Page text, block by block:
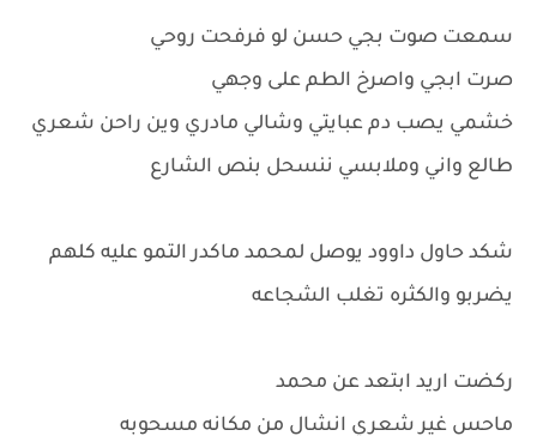
سمعت صوت بجي حسن لو فرفحت روحي
صرت ابجي واصرخ الطم على وجهي
خشمي يصب دم عبايتي وشالي مادري وين راحن شعري
طالع واني وملابسي ننسحل بنص الشارع
شكد حاول داوود يوصل لمحمد ماكدر التمو عليه كلهم
يضربو والكثره تغلب الشجاعه
ركضت اريد ابتعد عن محمد
ماحس غير شعري انشال من مكانه مسحوبه